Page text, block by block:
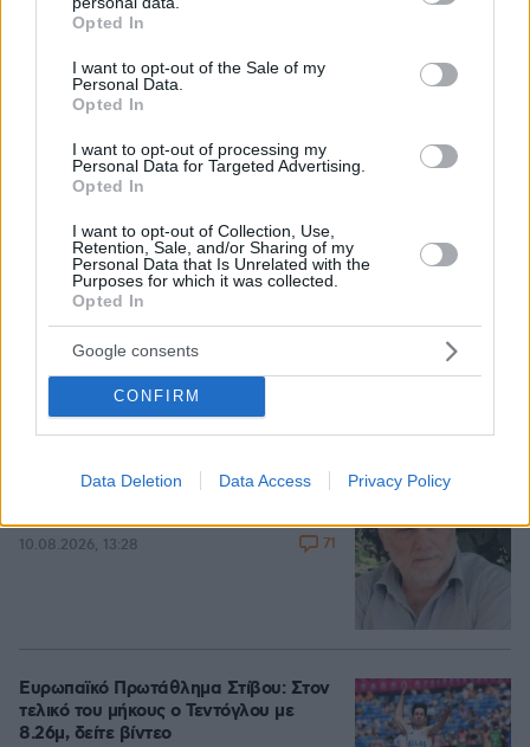
grant or deny consent to Google and its third-party tags to
use your data for below specified purposes in below Google
consent section.
Opted In
I want to opt-out of the Sale of my
Personal Data.
Opted In
I want to opt-out of processing my
Personal Data for Targeted Advertising.
Opted In
I want to opt-out of Collection, Use,
Retention, Sale, and/or Sharing of my
Personal Data that Is Unrelated with the
Purposes for which it was collected.
Opted In
Google consents
CONFIRM
Data Deletion Data Access Privacy Policy
είχε αφήσει ξανά μόνο» ισχυρίζεται ο ιδιοκτήτης
του beach bar για τον πατέρα του 4χρονου στην
10.08.2026, 12:21
Η 24χρονη αριστούχος της Ιατρικής
Αθηνών, που διάβασε τον Ιπποκρατικό
Όρκο, μιλά για τον «άριστο γιατρό»
10.08.2026, 08:09
Πέθανε ο σπουδαίος διανοούμενος,
10.08.2026, 13:28 71
Ευρωπαϊκό Πρωτάθλημα Στίβου: Στον
τελικό του μήκους ο Τεντόγλου με
8.26μ, δείτε βίντεο